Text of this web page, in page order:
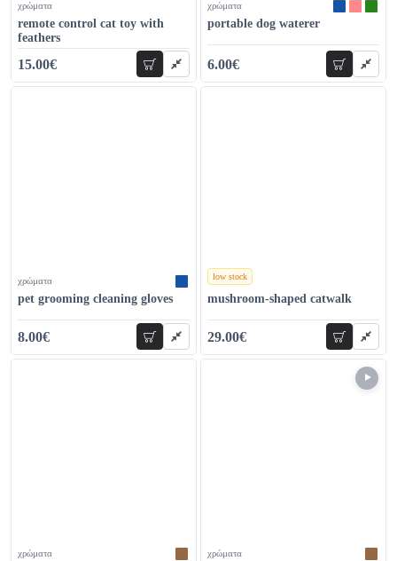
χρώματα
remote control cat toy with
feathers
15.00€ add to cart
χρώματα
portable dog waterer
6.00€ add to
χρώματα
pet grooming cleaning gloves
8.00€ add to cart
low stock
χρώματα
mushroom-shaped catwalk
29.00€ add to
χρώματα χρώματα